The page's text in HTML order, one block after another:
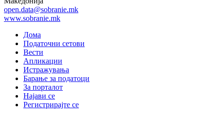
open.data@sobranie.mk
www.sobranie.mk
Дома
Податочни сетови
Вести
Апликации
Истражувања
Барање за податоци
За порталот
Најави се
Регистрирајте се